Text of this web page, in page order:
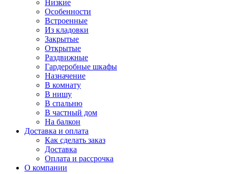
Низкие
Особенности
Встроенные
Из кладовки
Закрытые
Открытые
Раздвижные
Гардеробные шкафы
Назначение
В комнату
В нишу
В спальню
В частный дом
На балкон
Доставка и оплата
Как сделать заказ
Доставка
Оплата и рассрочка
О компании